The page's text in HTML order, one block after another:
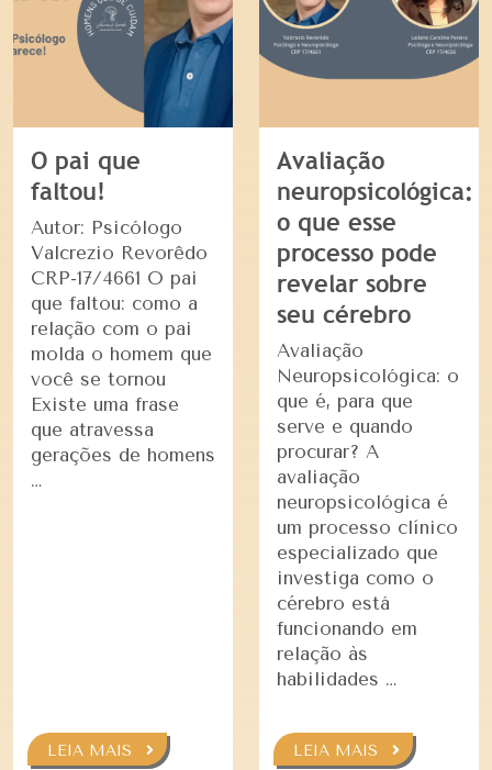
O pai que
faltou!
Autor: Psicólogo
Valcrezio Revorêdo
CRP-17/4661 O pai
que faltou: como a
relação com o pai
molda o homem que
você se tornou
Existe uma frase
que atravessa
gerações de homens
…
LEIA MAIS
Avaliação
neuropsicológica:
o que esse
processo pode
revelar sobre
seu cérebro
Avaliação
Neuropsicológica: o
que é, para que
serve e quando
procurar? A
avaliação
neuropsicológica é
um processo clínico
especializado que
investiga como o
cérebro está
funcionando em
relação às
habilidades …
LEIA MAIS